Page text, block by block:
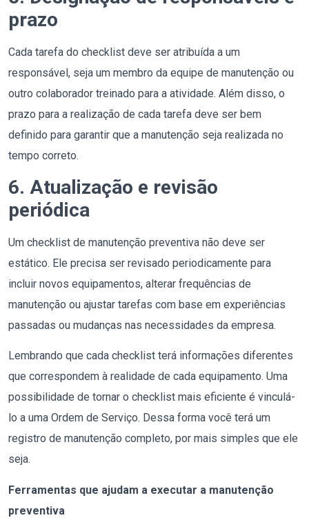
prazo
Cada tarefa do checklist deve ser atribuída a um
responsável, seja um membro da equipe de manutenção ou
outro colaborador treinado para a atividade. Além disso, o
prazo para a realização de cada tarefa deve ser bem
definido para garantir que a manutenção seja realizada no
tempo correto.
6. Atualização e revisão
periódica
Um checklist de manutenção preventiva não deve ser
estático. Ele precisa ser revisado periodicamente para
incluir novos equipamentos, alterar frequências de
manutenção ou ajustar tarefas com base em experiências
passadas ou mudanças nas necessidades da empresa.
Lembrando que cada checklist terá informações diferentes
que correspondem à realidade de cada equipamento. Uma
possibilidade de tornar o checklist mais eficiente é vinculá-
lo a uma Ordem de Serviço. Dessa forma você terá um
registro de manutenção completo, por mais simples que ele
seja.
Ferramentas que ajudam a executar a manutenção
preventiva